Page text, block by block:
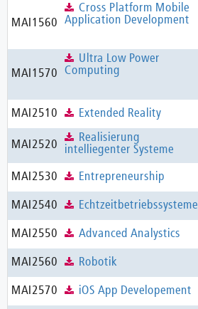
MAI1560
Cross Platform Mobile
Application Development
MAI1570
Ultra Low Power
Computing
MAI2510 Extended Reality
MAI2520
Realisierung
intelliegenter Systeme
MAI2530 Entrepreneurship
MAI2540 Echtzeitbetriebssysteme
MAI2550 Advanced Analystics
MAI2560 Robotik
MAI2570 iOS App Developement